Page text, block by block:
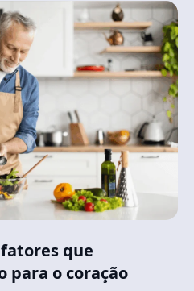
que
para o coração